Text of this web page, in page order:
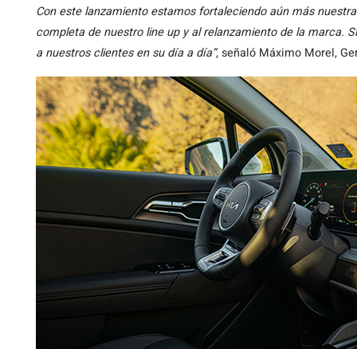
Con este lanzamiento estamos fortaleciendo aún más
completa de nuestro line up y al relanzamiento de la marca.
a nuestros clientes en su día a día”, señaló Máximo Morel,